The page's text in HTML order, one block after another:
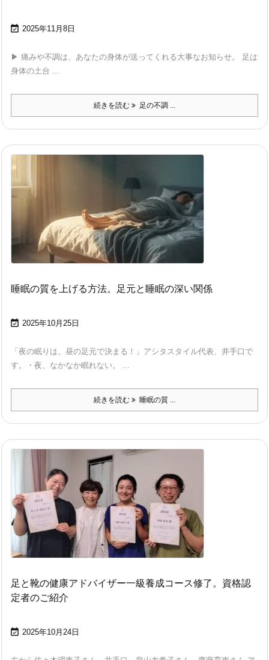
 2025年11月8日
▶ 痛みや不調は、あなたの身体が送ってくれる大事なお知らせ。 足は
身体の土台 ...
続きを読む 足の不調 ...
睡眠の質を上げる方法。足元と睡眠の深い関係
 2025年10月25日
「夜の眠りは、昼の足元で決まる！」アシタスタイル代表、井手口で
す。・夜、なかなか眠れない。 ...
続きを読む 睡眠の質 ...
足と靴の健康アドバイザー一級養成コース修了。資格認
定者のご紹介
 2025年10月24日